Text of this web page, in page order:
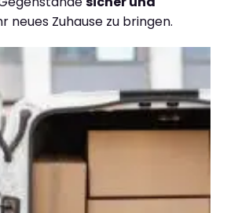
neues Zuhause zu bringen.